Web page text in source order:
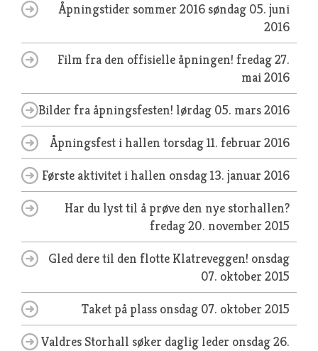
Åpningstider sommer 2016søndag 05. juni
2016
Film fra den offisielle åpningen! fredag 27.
mai 2016
Bilder fra åpningsfesten! lørdag 05. mars 2016
Åpningsfest i hallen torsdag 11. februar 2016
Første aktivitet i hallen onsdag 13. januar 2016
Har du lyst til å prøve den nye storhallen?
fredag 20. november 2015
Gled dere til den flotte Klatreveggen! onsdag
07. oktober 2015
Taket på plass onsdag 07. oktober 2015
Valdres Storhall søker daglig leder onsdag 26.